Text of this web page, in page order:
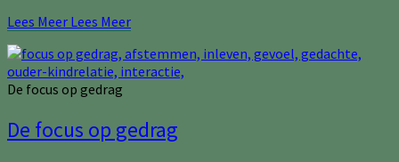
Lees Meer Lees Meer
De focus op gedrag
De focus op gedrag